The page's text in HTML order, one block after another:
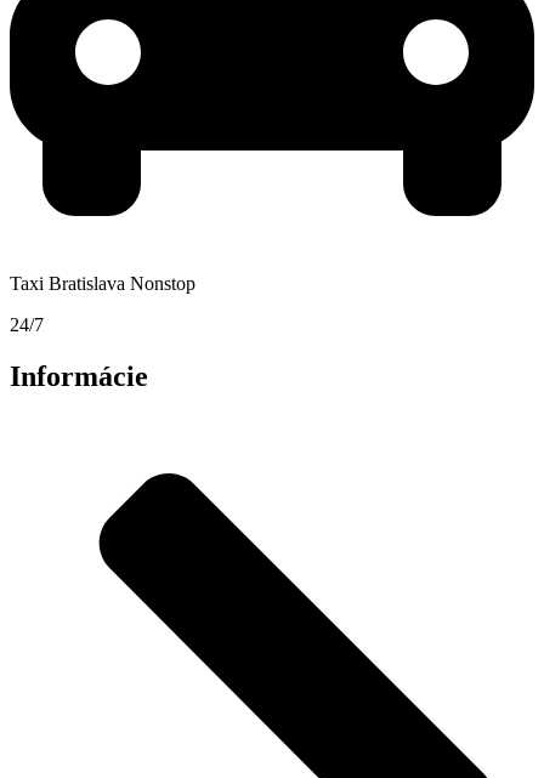
Taxi Bratislava Nonstop
24/7
Informácie